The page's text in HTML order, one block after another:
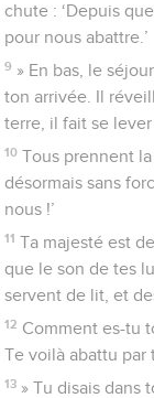
chute : ‘Depuis
pour nous abattre.’
9 » En bas, le
ton arrivée. Il
terre, il fait se
10 Tous prennent
désormais sans
nous !’
11 Ta majesté est
que le son de tes
servent de lit, et
12 Comment es-tu
Te voilà abattu par
13 » Tu disais dans